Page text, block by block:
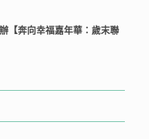
【奔向幸福嘉年華：歲末聯